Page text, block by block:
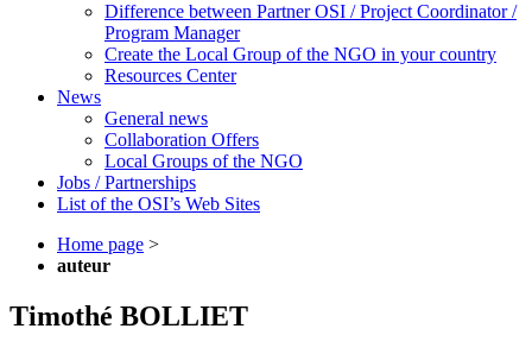
Difference between Partner OSI / Project Coordinator /
Program Manager
Create the Local Group of the NGO in your country
Resources Center
News
General news
Collaboration Offers
Local Groups of the NGO
Jobs / Partnerships
List of the OSI’s Web Sites
Home page >
auteur
Timothé BOLLIET